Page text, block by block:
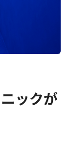
ックが